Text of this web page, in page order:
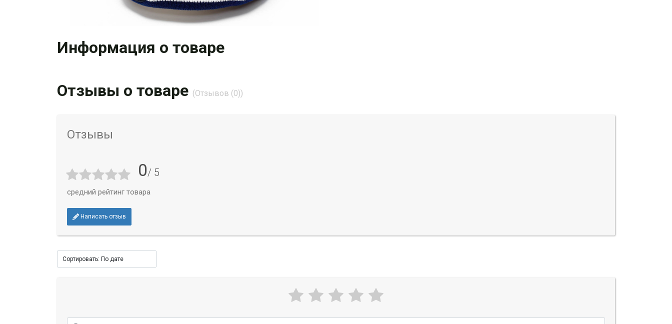
Информация о товаре
Отзывы о товаре (Отзывов (0))
Отзывы
0/ 5
средний рейтинг товара
Написать отзыв